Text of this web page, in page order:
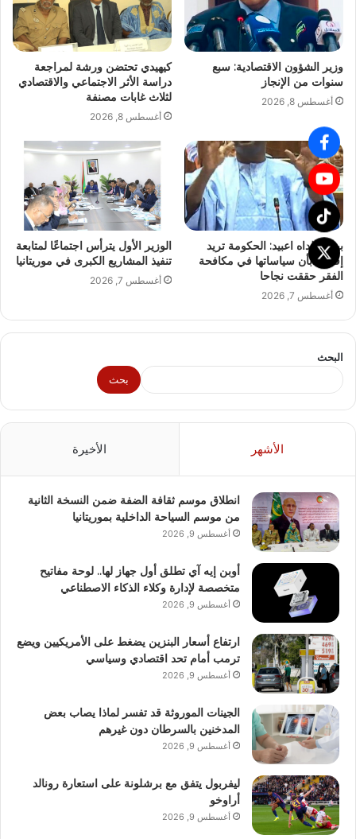
وزير الشؤون الاقتصادية: سبع
سنوات من الإنجاز
أغسطس 8, 2026
كيهيدي تحتضن ورشة لمراجعة
دراسة الأثر الاجتماعي والاقتصادي
لثلاث غابات مصنفة
أغسطس 8, 2026
بيرام الداه اعبيد: الحكومة تريد
إقناعنا بأن سياساتها في مكافحة
الفقر حققت نجاحا
أغسطس 7, 2026
الوزير الأول يترأس اجتماعًا لمتابعة
تنفيذ المشاريع الكبرى في موريتانيا
أغسطس 7, 2026
البحث
بحث
الأشهر الأخيرة
انطلاق موسم ثقافة الضفة ضمن النسخة الثانية
من موسم السياحة الداخلية بموريتانيا
أغسطس 9, 2026
أوبن إيه آي تطلق أول جهاز لها.. لوحة مفاتيح
متخصصة لإدارة وكلاء الذكاء الاصطناعي
أغسطس 9, 2026
ارتفاع أسعار البنزين يضغط على الأمريكيين ويضع
ترمب أمام تحد اقتصادي وسياسي
أغسطس 9, 2026
الجينات الموروثة قد تفسر لماذا يصاب بعض
المدخنين بالسرطان دون غيرهم
أغسطس 9, 2026
ليفربول يتفق مع برشلونة على استعارة رونالد
أراوخو
أغسطس 9, 2026